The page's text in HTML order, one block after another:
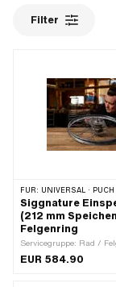
Filter
FÜR: UNIVERSAL · PUCH ·
Siggnature
(212 mm
Felgenring
Servicegruppe: Rad /
EUR 584.90